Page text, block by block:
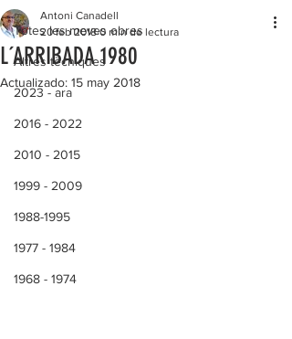
Totes les meves obres
Altres tècniques
2023 - ara
2016 - 2022
2010 - 2015
1999 - 2009
1988-1995
1977 - 1984
1968 - 1974
L´ARRIBADA 1980
Antoni Canadell
20 feb 2018 0 min de lectura
Actualizado: 15 may 2018